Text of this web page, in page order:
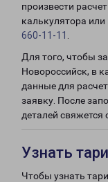
произвести
калькулятора
660-11-11
Для того, чтобы
Новороссийск, в
данные для
заявку. После
деталей свяжется
Узнать
Чтобы узнать